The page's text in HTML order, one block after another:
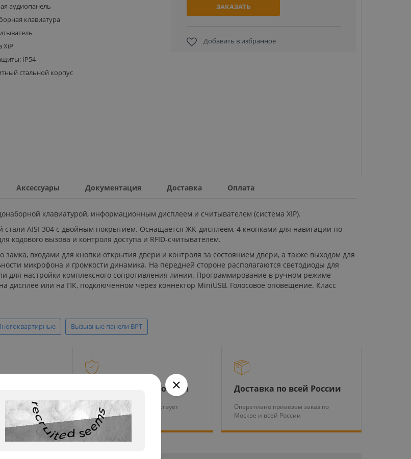
аудиопанель
клавиатура
XiP
IP54
стальной корпус
ЗАКАЗАТЬ
Добавить в избранное
Аксессуары Документация Доставка Оплата
клавиатурой, информационным дисплеем и считывателем (система XIP).
AISI 304 с двойным покрытием. Оснащается ЖК-дисплеем, 4 кнопками для навигации по
кодового вызова и контроля доступа и RFID-считывателем.
входами для кнопки открытия двери и контроля за состоянием двери, а также выходом для
микрофона и громкости динамика. На передней стороне располагаются светодиоды для
для настройки комплексного сопротивления линии. Программирование в ручном режиме
дисплее или на ПК, подключенном через коннектор MiniUSB. Голосовое оповещение. Класс
Вызывные панели BPT
Гарантия на все товары
На нашу продукцию действует
гарантия от 12 месяцев
Доставка по всей России
Оперативно привезем заказ по
Москве и всей России